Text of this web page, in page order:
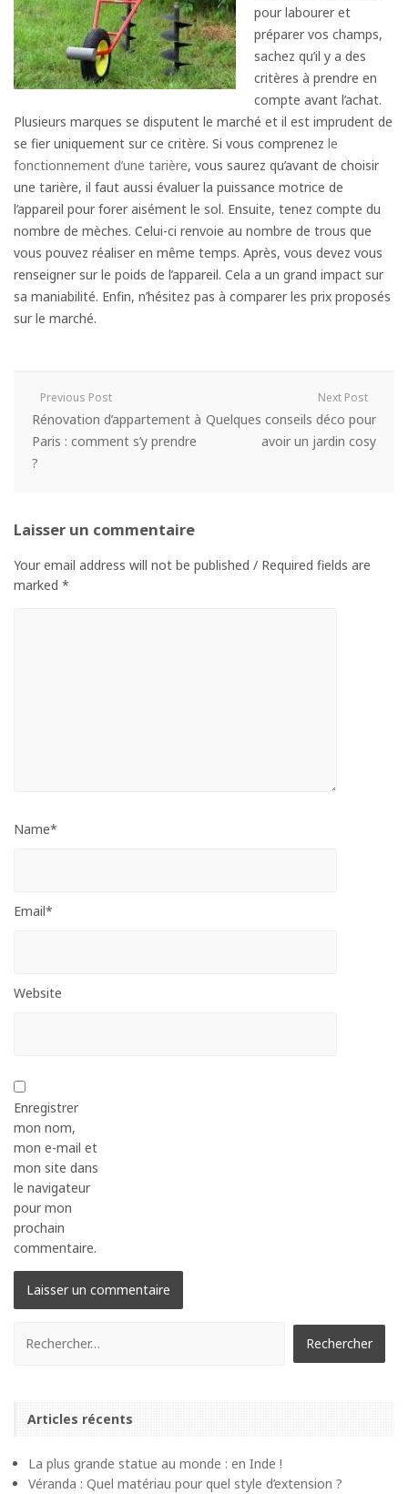
pour labourer et
préparer vos champs,
sachez qu’il y a des
critères à prendre en
compte avant l’achat.
Plusieurs marques se disputent le marché et il est imprudent de
se fier uniquement sur ce critère. Si vous comprenez le
fonctionnement d’une tarière, vous saurez qu’avant de choisir
une tarière, il faut aussi évaluer la puissance motrice de
l’appareil pour forer aisément le sol. Ensuite, tenez compte du
nombre de mèches. Celui-ci renvoie au nombre de trous que
vous pouvez réaliser en même temps. Après, vous devez vous
renseigner sur le poids de l’appareil. Cela a un grand impact sur
sa maniabilité. Enfin, n’hésitez pas à comparer les prix proposés
sur le marché.
Previous Post
Rénovation d’appartement à
Paris : comment s’y prendre
?
Next Post
Quelques conseils déco pour
avoir un jardin cosy
Laisser un commentaire
Your email address will not be published / Required fields are
marked *
Name*
Email*
Website
Enregistrer
mon nom,
mon e-mail et
mon site dans
le navigateur
pour mon
prochain
commentaire.
Articles récents
La plus grande statue au monde : en Inde !
Véranda : Quel matériau pour quel style d’extension ?